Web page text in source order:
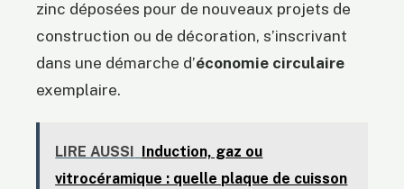
zinc déposées pour de nouveaux projets de
construction ou de décoration, s’inscrivant
dans une démarche d’économie circulaire
exemplaire.
LIRE AUSSI
Induction, gaz ou
vitrocéramique : quelle plaque de cuisson